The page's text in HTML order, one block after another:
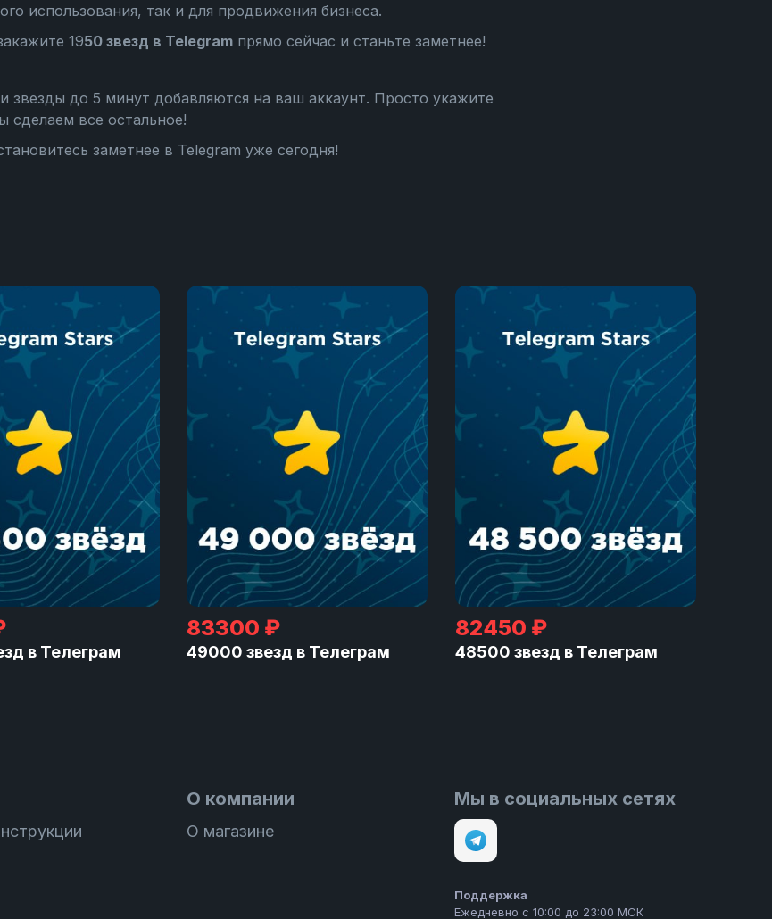
использования, так и для продвижения бизнеса.
1950 звезд в Telegramпрямо сейчас и станьте заметнее!
звезды до 5 минут добавляются на ваш аккаунт. Просто укажите
все остальное!
заметнее в Telegram уже сегодня!
в Телеграм
83300 ₽
49000 звезд в Телеграм
82450 ₽
48500 звезд в Телеграм
О компании
О магазине
Мы в социальных сетях
Поддержка
Ежедневно с 10:00 до 23:00 МСК